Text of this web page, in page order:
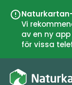
Vi
av en ny
för vissa